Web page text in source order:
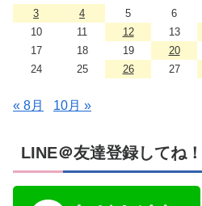
3
4 5 6
10
11 12 13
17
18 19 20
24
25 26 27
« 8月 10月 »
LINE＠友達登録してね！